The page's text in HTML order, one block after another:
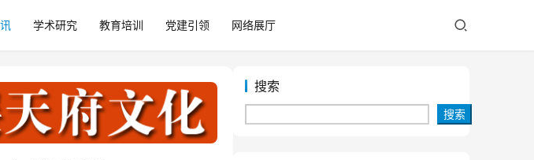
学术研究 教育培训 党建引领 网络展厅
搜索
搜索